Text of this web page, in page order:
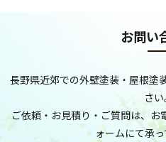
お問い
長野県近郊での外壁塗装・屋根塗
さい
ご依頼・お見積り・ご質問は、お
ォームにて承